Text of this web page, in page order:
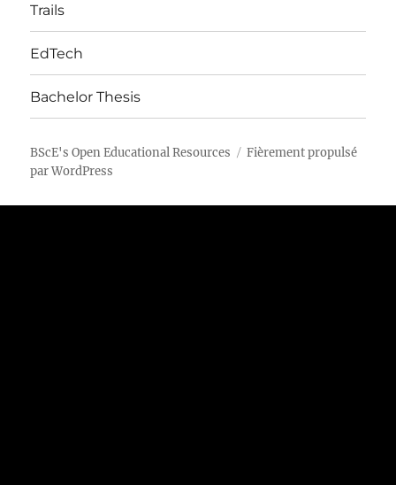
Trails
EdTech
Bachelor Thesis
BScE's Open Educational Resources
Fièrement propulsé
par WordPress